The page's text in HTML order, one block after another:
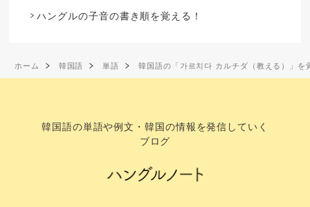
ハングルの子音の書き順を覚える！
ホーム 韓国語 単語 韓国語の「가르치다 カルチダ（教える）」を
韓国語の単語や例文・韓国の情報を発信していく
ブログ